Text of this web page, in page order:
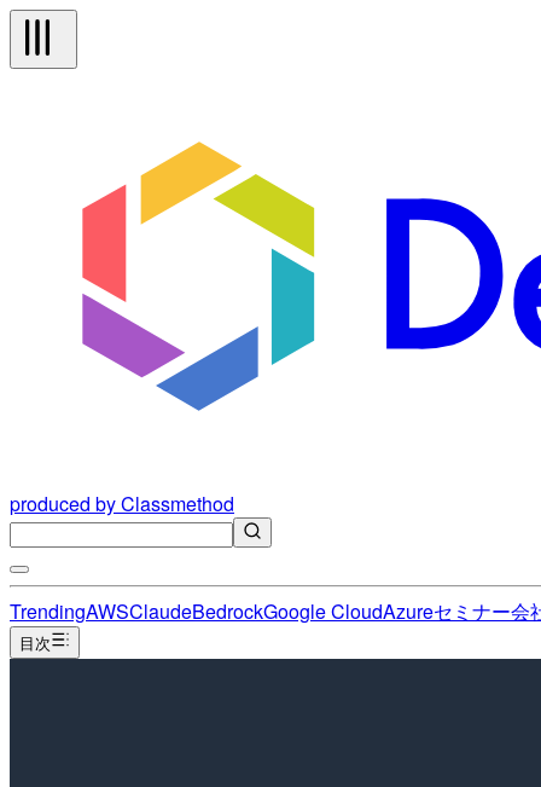
produced by Classmethod
TrendingAWSClaudeBedrockGoogle CloudAzureセミナー会
目次